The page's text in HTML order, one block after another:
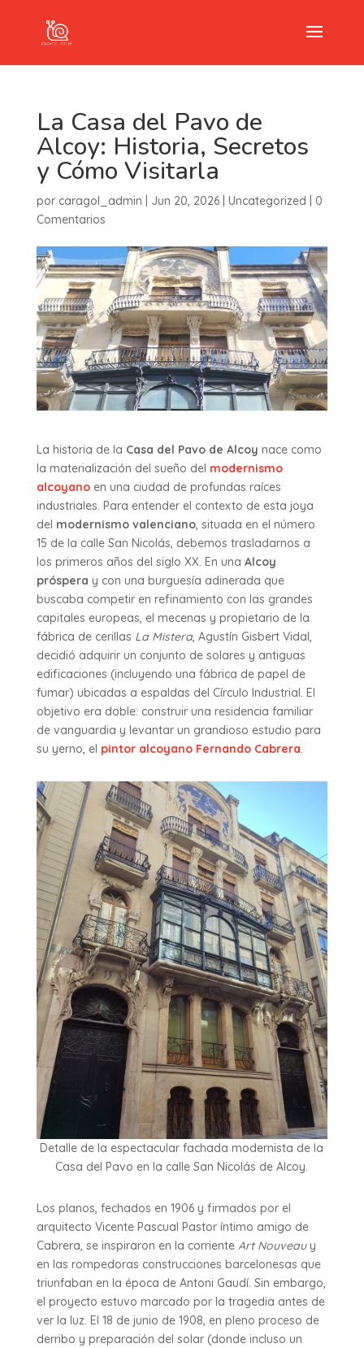
La Casa del Pavo de
Alcoy: Historia, Secretos
y Cómo Visitarla
por caragol_admin Jun 20, 2026| Uncategorized
0
Comentarios
La historia de la Casa del Pavo de Alcoy nace como
la materialización del sueño del modernismo
alcoyanoen una ciudad de profundas raíces
industriales. Para entender el contexto de esta joya
del modernismo valenciano, situada en el número
15 de la calle San Nicolás, debemos trasladarnos a
los primeros años del siglo XX. En una Alcoy
próspera y con una burguesía adinerada que
buscaba competir en refinamiento con las grandes
capitales europeas, el mecenas y propietario de la
fábrica de cerillas La Mistera, Agustín Gisbert Vidal,
decidió adquirir un conjunto de solares y antiguas
edificaciones (incluyendo una fábrica de papel de
fumar) ubicadas a espaldas del Círculo Industrial. El
objetivo era doble: construir una residencia familiar
de vanguardia y levantar un grandioso estudio para
su yerno, el pintor alcoyano Fernando Cabrera
Detalle de la espectacular fachada modernista de la
Casa del Pavo en la calle San Nicolás de Alcoy.
Los planos, fechados en 1906 y firmados por el
arquitecto Vicente Pascual Pastor íntimo amigo de
Cabrera, se inspiraron en la corriente Art Nouveauy
en las rompedoras construcciones barcelonesas que
triunfaban en la época de Antoni Gaudí. Sin embargo,
el proyecto estuvo marcado por la tragedia antes de
ver la luz. El 18 de junio de 1908, en pleno proceso de
derribo y preparación del solar (donde incluso un